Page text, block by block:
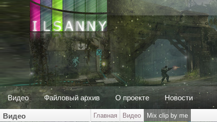
Видео Файловый архив О проекте Новости
Видео Главная Видео Mix clip by me